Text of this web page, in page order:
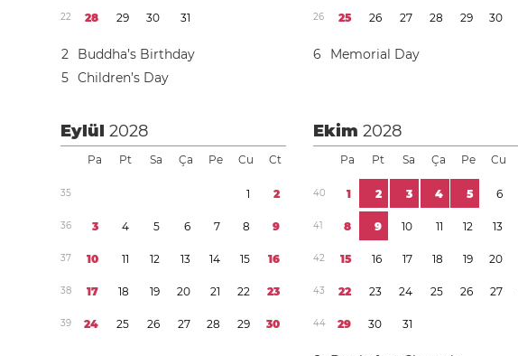
22 28 29 30 31
2
Buddha’s Birthday
5 Children’s Day
26 25 26 27 28 29 30
6 Memorial Day
Eylül2028
Pa Pt Sa Ça Pe Cu Ct
35 1 2
36 3 4 5 6 7 8 9
37 10 11 12 13 14 15 16
38 17 18 19 20 21 22 23
39 24 25 26 27 28 29 30
Ekim2028
Pa Pt Sa Ça Pe Cu
40 1 2 3 4 5 6
41 8 9 10 11 12 13
42 15 16 17 18 19 20
43 22 23 24 25 26 27
44 29 30 31